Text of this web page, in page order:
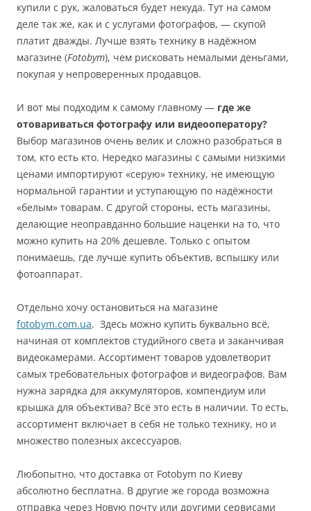
купили с рук, жаловаться будет некуда. Тут на самом
деле так же, как и с услугами фотографов, — скупой
платит дважды. Лучше взять технику в надёжном
магазине (Fotobym), чем рисковать немалыми деньгами,
покупая у непроверенных продавцов.
И вот мы подходим к самому главному — где же
отовариваться фотографу или видеооператору?
Выбор магазинов очень велик и сложно разобраться в
том, кто есть кто. Нередко магазины с самыми низкими
ценами импортируют «серую» технику, не имеющую
нормальной гарантии и уступающую по надёжности
«белым» товарам. С другой стороны, есть магазины,
делающие неоправданно большие наценки на то, что
можно купить на 20% дешевле. Только с опытом
понимаешь, где лучше купить объектив, вспышку или
фотоаппарат.
Отдельно хочу остановиться на магазине
fotobym.com.ua. Здесь можно купить буквально всё,
начиная от комплектов студийного света и заканчивая
видеокамерами. Ассортимент товаров удовлетворит
самых требовательных фотографов и видеографов. Вам
нужна зарядка для аккумуляторов, компендиум или
крышка для объектива? Всё это есть в наличии. То есть,
ассортимент включает в себя не только технику, но и
множество полезных аксессуаров.
Любопытно, что доставка от Fotobym по Киеву
абсолютно бесплатна. В другие же города возможна
отправка через Новую почту или другими сервисами